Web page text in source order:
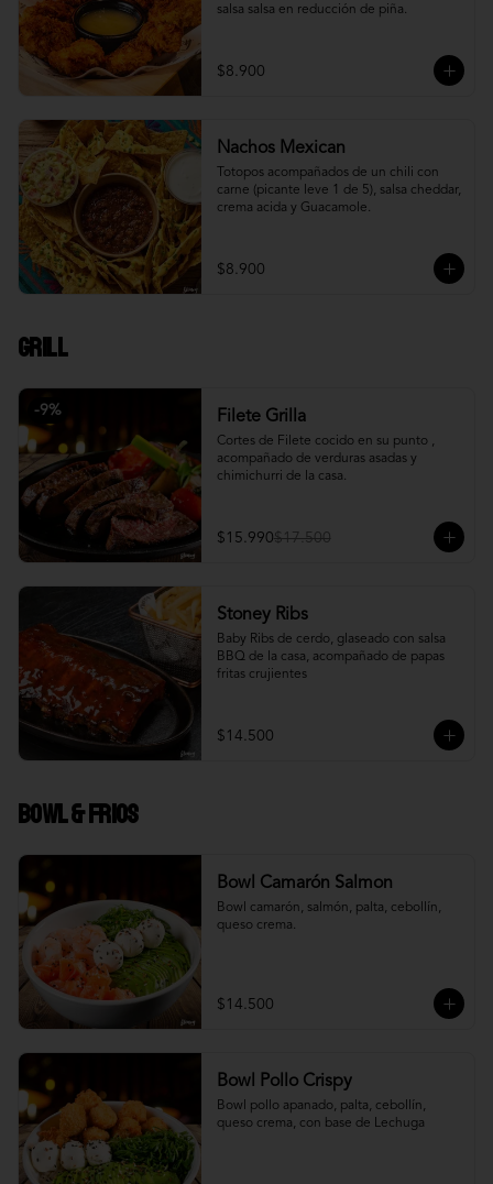
salsa salsa en reducción de piña.
$8.900
Nachos Mexican
Totopos acompañados de un chili con
carne (picante leve 1 de 5), salsa cheddar,
crema acida y Guacamole.
$8.900
Grill
-9% Filete Grilla
Cortes de Filete cocido en su punto ,
acompañado de verduras asadas y
chimichurri de la casa.
$15.990$17.500
Stoney Ribs
Baby Ribs de cerdo, glaseado con salsa
BBQ de la casa, acompañado de papas
fritas crujientes
$14.500
Bowl & frios
Bowl Camarón Salmon
Bowl camarón, salmón, palta, cebollín,
queso crema.
$14.500
Bowl Pollo Crispy
Bowl pollo apanado, palta, cebollín,
queso crema, con base de Lechuga